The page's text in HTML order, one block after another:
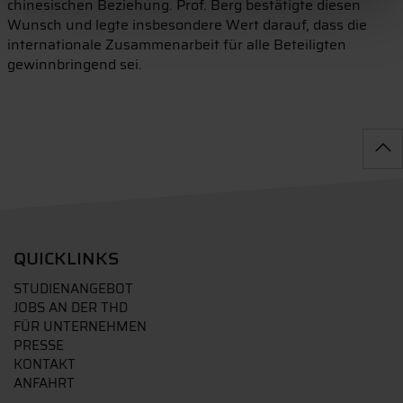
chinesischen Beziehung. Prof. Berg bestätigte diesen
Wunsch und legte insbesondere Wert darauf, dass die
internationale Zusammenarbeit für alle Beteiligten
gewinnbringend sei.
QUICKLINKS
STUDIENANGEBOT
JOBS AN DER THD
FÜR UNTERNEHMEN
PRESSE
KONTAKT
ANFAHRT